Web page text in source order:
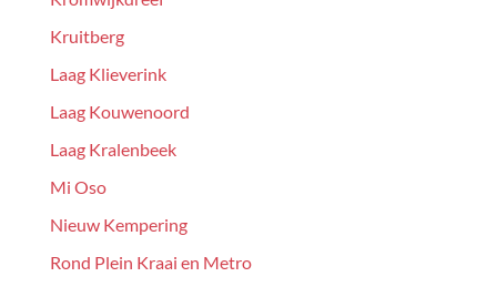
Kruitberg
Laag Klieverink
Laag Kouwenoord
Laag Kralenbeek
Mi Oso
Nieuw Kempering
Rond Plein Kraai en Metro